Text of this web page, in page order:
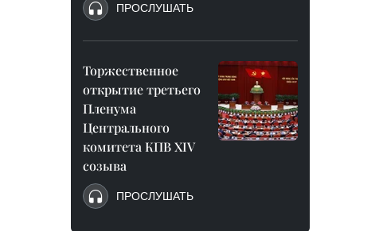
ПРОСЛУШАТЬ
Торжественное
открытие третьего
Пленума
Центрального
комитета КПВ XIV
созыва
ПРОСЛУШАТЬ